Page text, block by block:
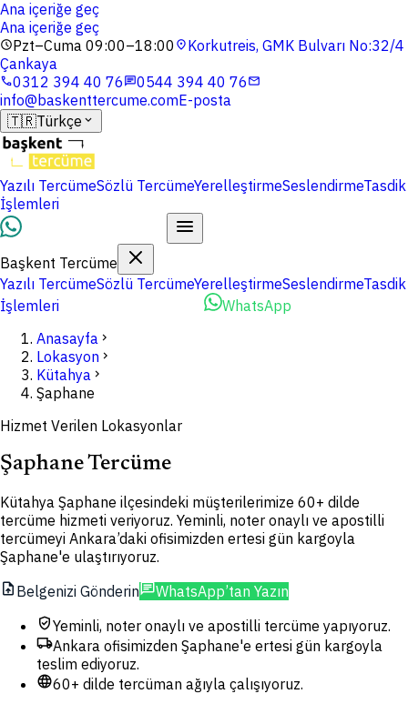
Ana içeriğe geç
Ana içeriğe geç
schedulePzt–Cuma 09:00–18:00 location_onKorkutreis, GMK Bulvarı No:32/4
Çankaya
phone0312 394 40 76chat0544 394 40 76mail
info@baskenttercume.comE-posta
🇹🇷Türkçe expand_more
Yazılı TercümeSözlü TercümeYerelleştirmeSeslendirmeTasdik
İşlemleri
Başkent Tercüme
Yazılı TercümeSözlü TercümeYerelleştirmeSeslendirmeTasdik
İşlemleri
WhatsApp
Anasayfa chevron_right
Lokasyon chevron_right
Kütahya chevron_right
Şaphane
Hizmet Verilen Lokasyonlar
Şaphane Tercüme
Kütahya Şaphane ilçesindeki müşterilerimize 60+ dilde
tercüme hizmeti veriyoruz. Yeminli, noter onaylı ve apostilli
tercümeyi Ankara’daki ofisimizden ertesi gün kargoyla
Şaphane'e ulaştırıyoruz.
upload_file Belgenizi GönderinchatWhatsApp’tan Yazın
verified_userYeminli, noter onaylı ve apostilli tercüme yapıyoruz.
local_shippingAnkara ofisimizden Şaphane'e ertesi gün kargoyla
teslim ediyoruz.
language60+ dilde tercüman ağıyla çalışıyoruz.